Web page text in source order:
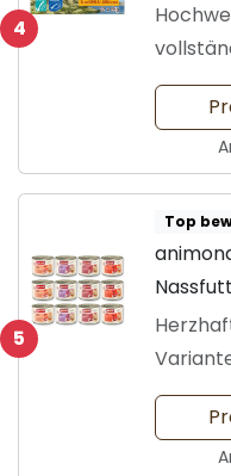
4
für
5
Top